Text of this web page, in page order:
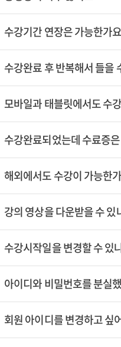
수강기간 연장은 가능한가
수강완료 후 반복해서 들을
모바일과 태블릿에서도 수
수강완료되었는데 수료증
해외에서도 수강이 가능한
강의 영상을 다운받을 수 있
수강시작일을 변경할 수 있
아이디와 비밀번호를 분실
회원 아이디를 변경하고 싶